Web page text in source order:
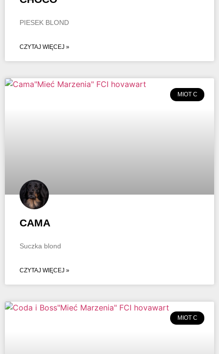
PIESEK BLOND
CZYTAJ WIĘCEJ »
MIOT C
CAMA
Suczka blond
CZYTAJ WIĘCEJ »
MIOT C